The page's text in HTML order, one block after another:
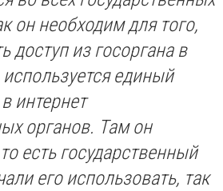
он необходим для того,
доступ из госоргана в
используется единый
интернет
органов. Там он
есть государственный
его использовать, так